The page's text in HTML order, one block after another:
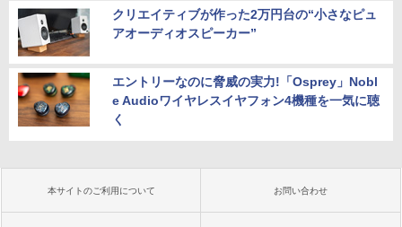
クリエイティブが作った2万円台の“小さなピュ
アオーディオスピーカー”
エントリーなのに脅威の実力!「Osprey」Nobl
e Audioワイヤレスイヤフォン4機種を一気に聴
く
本サイトのご利用について お問い合わせ